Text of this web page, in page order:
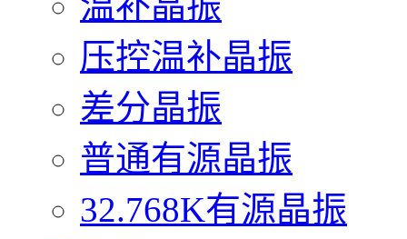
压控温补晶振
差分晶振
普通有源晶振
32.768K有源晶振